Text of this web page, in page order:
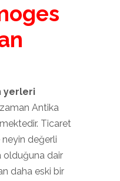
yerleri
Antika
Ticaret
değerli
dair
daha eski bir